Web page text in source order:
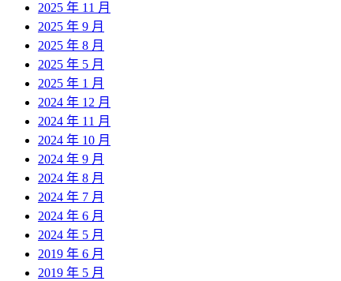
2025 年 11 月
2025 年 9 月
2025 年 8 月
2025 年 5 月
2025 年 1 月
2024 年 12 月
2024 年 11 月
2024 年 10 月
2024 年 9 月
2024 年 8 月
2024 年 7 月
2024 年 6 月
2024 年 5 月
2019 年 6 月
2019 年 5 月